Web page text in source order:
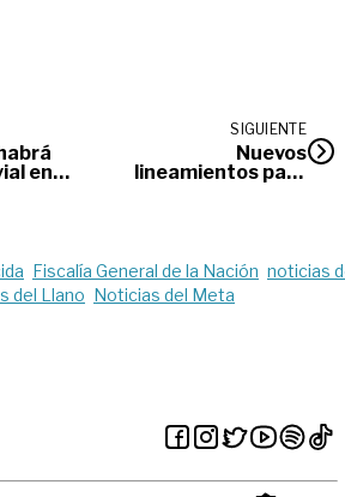
en
SIGUIENTE
Nuevos
lineamientos para
Fiscalía General de la Nación noticias
del Llano Noticias del Meta